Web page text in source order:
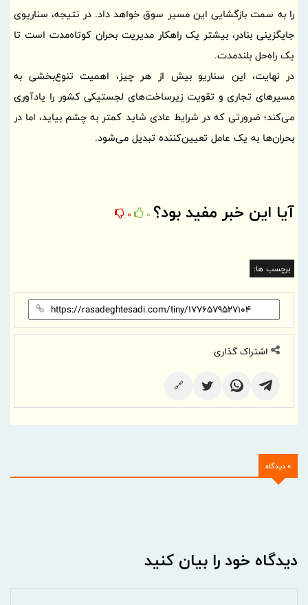
را به سمت بازگشایی این مسیر سوق خواهد داد. در نتیجه، سناریوی
جایگزینی بنادر، بیشتر یک راهکار مدیریت بحران کوتاه‌مدت است تا
یک راه‌حل بلندمدت.
در نهایت، این سناریو بیش از هر چیز، اهمیت تنوع‌بخشی به
مسیرهای تجاری و تقویت زیرساخت‌های لجستیکی کشور را یادآوری
می‌کند؛ ضرورتی که در شرایط عادی شاید کمتر به چشم بیاید، اما در
بحران‌ها به یک عامل تعیین‌کننده تبدیل می‌شود.
آیا این خبر مفید بود؟ 0
0
برچسب ها:
اشتراک گذاری
🔗
0 دیدگاه
دیدگاه خود را بیان کنید